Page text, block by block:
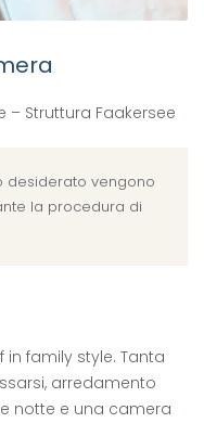
Struttura Faakersee
desiderato vengono
la procedura di
family style. Tanta
arredamento
notte e una camera